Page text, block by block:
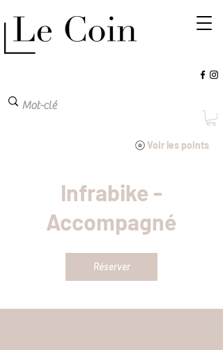
Voir les points
Infrabike -
Accompagné
Réserver